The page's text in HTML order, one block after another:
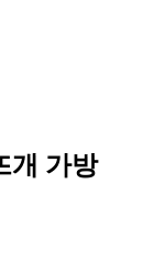
개 가방